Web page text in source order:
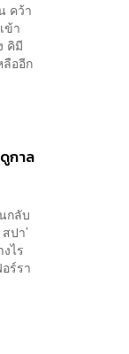
คว้า
ข้า
คิมี
ออีก
กาล
กลับ
ปา’
ไร
ร์รา